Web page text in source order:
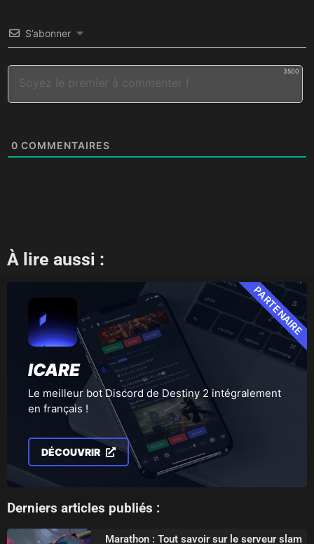
S’abonner
3500
0 COMMENTAIRES
À lire aussi :
ICARE
Le meilleur bot Discord de Destiny 2 intégralement
en français !
DÉCOUVRIR
PARTENAIRE
Derniers articles publiés :
Marathon : Tout savoir sur le serveur slam